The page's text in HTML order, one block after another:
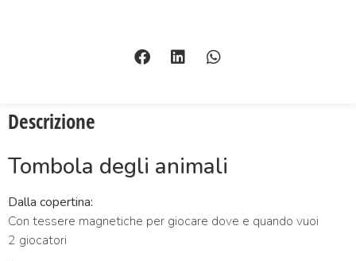
Descrizione
Tombola degli animali
Dalla copertina:
Con tessere magnetiche per giocare dove e quando vuoi
2 giocatori